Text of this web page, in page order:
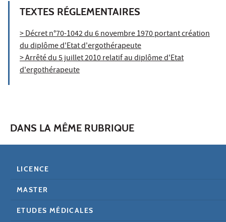
TEXTES RÉGLEMENTAIRES
> Décret n°70-1042 du 6 novembre 1970 portant création
du diplôme d'Etat d'ergothérapeute
> Arrêté du 5 juillet 2010 relatif au diplôme d'Etat
d'ergothérapeute
DANS LA MÊME RUBRIQUE
LICENCE
MASTER
ETUDES MÉDICALES